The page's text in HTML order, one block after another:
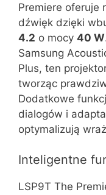
Premiere oferuje
dźwięk dzięki
4.2 o mocy 40 W
Samsung
Plus, ten
tworząc
Dodatkowe
dialogów i
optymalizują
Inteligentne
LSP9T The